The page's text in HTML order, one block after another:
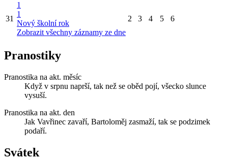
31
1
1
Nový školní rok
Zobrazit všechny záznamy ze dne
2 3 4 5 6
Pranostiky
Pranostika na akt. měsíc
Když v srpnu naprší, tak než se oběd pojí, všecko slunce
vysuší.
Pranostika na akt. den
Jak Vavřinec zavaří, Bartoloměj zasmaží, tak se podzimek
podaří.
Svátek